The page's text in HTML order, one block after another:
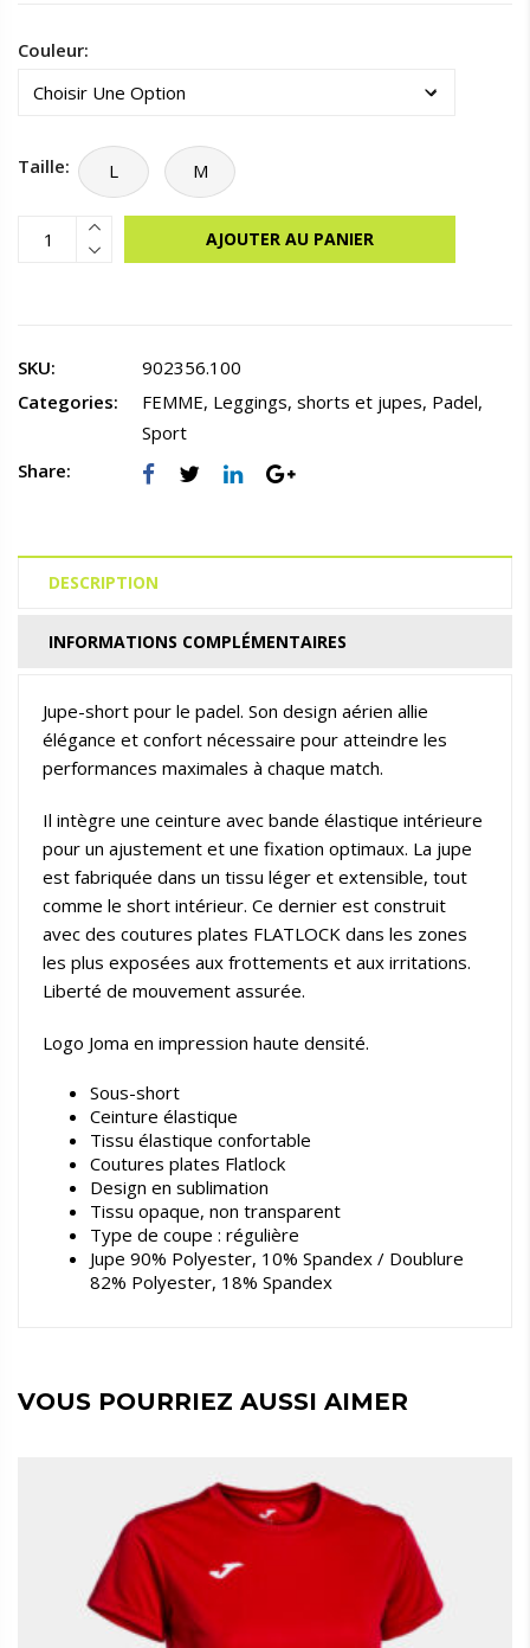
Couleur:
Taille: L M
AJOUTER AU PANIER
SKU:
902356.100
Categories:
FEMME, Leggings, shorts et jupes, Padel,
Sport
Share:
DESCRIPTION
INFORMATIONS COMPLÉMENTAIRES
Jupe-short pour le padel. Son design aérien allie
élégance et confort nécessaire pour atteindre les
performances maximales à chaque match.
Il intègre une ceinture avec bande élastique intérieure
pour un ajustement et une fixation optimaux. La jupe
est fabriquée dans un tissu léger et extensible, tout
comme le short intérieur. Ce dernier est construit
avec des coutures plates FLATLOCK dans les zones
les plus exposées aux frottements et aux irritations.
Liberté de mouvement assurée.
Logo Joma en impression haute densité.
Sous-short
Ceinture élastique
Tissu élastique confortable
Coutures plates Flatlock
Design en sublimation
Tissu opaque, non transparent
Type de coupe : régulière
Jupe 90% Polyester, 10% Spandex / Doublure
82% Polyester, 18% Spandex